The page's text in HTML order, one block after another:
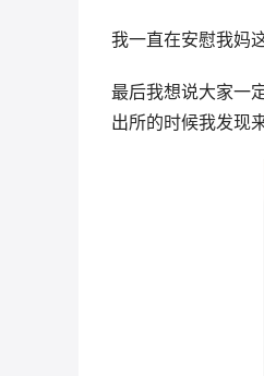
我一直在安慰我妈
最后我想说大家一
出所的时候我发现